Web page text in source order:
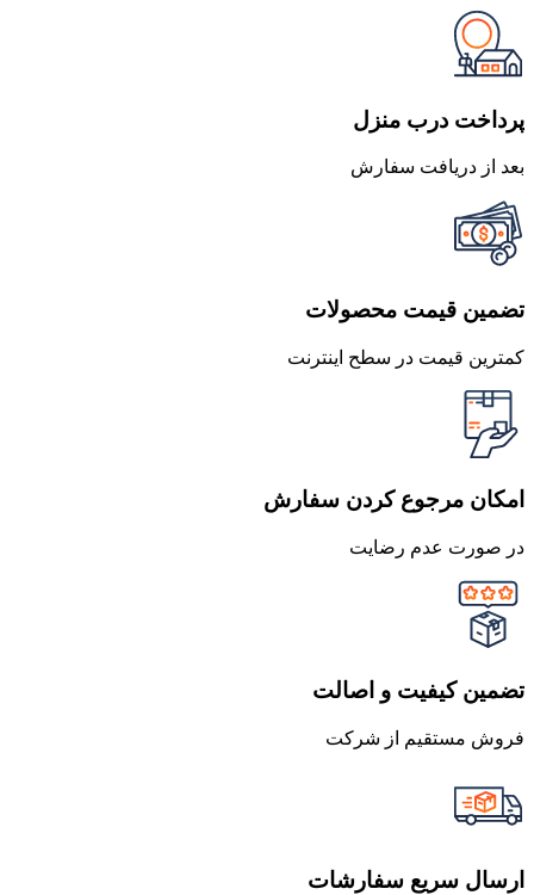
پرداخت درب منزل
بعد از دریافت سفارش
تضمین قیمت محصولات
کمترین قیمت در سطح اینترنت
امکان مرجوع کردن سفارش
در صورت عدم رضایت
تضمین کیفیت و اصالت
فروش مستقیم از شرکت
ارسال سریع سفارشات